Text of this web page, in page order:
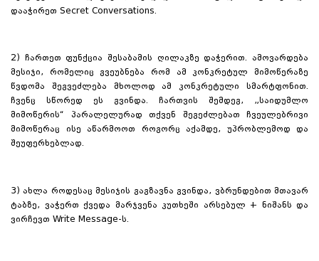
დააჭირეთ Secret Conversations.
2) ჩართეთ ფუნქცია შესაბამის ღილაკზე დაჭერით. ამოვარდება
მესიჯი, რომელიც გვეუბნება რომ ამ კონკრეტულ მიმოწერაზე
წვდომა შეგვეძლება მხოლოდ ამ კონკრეტული სმარტფონით.
ჩვენც სწორედ ეს გვინდა. ჩართვის შემდეგ, „საიდუმლო
მიმოწერის“ პარალელურად თქვენ შეგეძლებათ ჩვეულებრივი
მიმოწერაც ისე აწარმოოთ როგორც აქამდე, უპრობლემოდ და
შეუფერხებლად.
3) ახლა როდესაც მესიჯის გაგზავნა გვინდა, ვბრუნდებით მთავარ
ტაბზე, ვაჭერთ ქვედა მარჯვენა კუთხეში არსებულ + ნიშანს და
ვირჩევთ Write Message-ს.